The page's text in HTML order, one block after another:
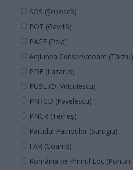
SOS (Șoșoacă)
POT (Gavrilă)
PACE (Peia)
Acțiunea Conservatoare (Târziu)
PDF (Lazarus)
PUSL (D. Voiculescu)
PNȚCD (Pavelescu)
PNCR (Terheș)
Partidul Patrioților (Surugiu)
FAR (Coarnă)
România pe Primul Loc (Ponta)